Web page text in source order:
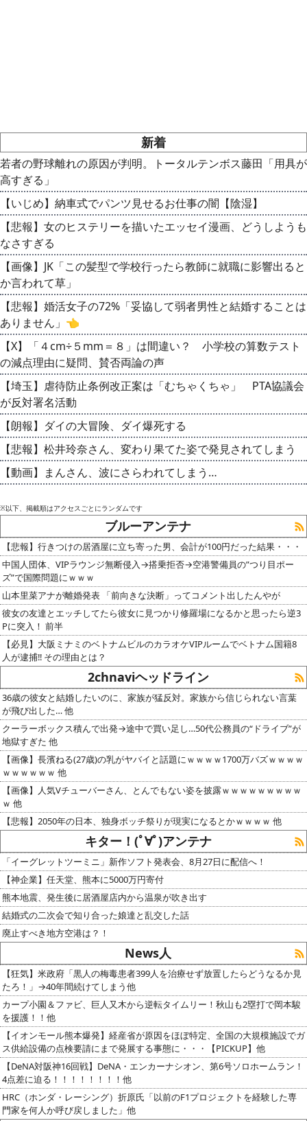
新着
若者の野球離れの原因が判明。トータルテンボス藤田「用具が
高すぎる」
【いじめ】納車式でパンツ見せるお仕事の闇【陰湿】
【悲報】女のヒステリーを描いたエッセイ漫画、どうしようも
なさすぎる
【画像】JK「この髪型で学校行ったら教師に就職に影響出ると
か言われて草」
【悲報】婚活女子の72%「妥協して弱者男性と結婚することは
ありません」👈
【X】「４cm÷５mm＝８」は間違い？ 小学校の算数テスト
の減点理由に疑問、賛否両論の声
【埼玉】虐待防止条例改正案は「むちゃくちゃ」 PTA協議会
が反対署名活動
【朗報】ダイの大冒険、ダイ爆死する
【悲報】松井玲奈さん、変わり果てた姿で発見されてしまう
【動画】まんさん、波にさらわれてしまう…
※以下、掲載順はアクセスごとにランダムです
ブルーアンテナ
【悲報】行きつけの居酒屋に立ち寄った男、会計が100円だった結果・・・
中国人団体、VIPラウンジ無断侵入→搭乗拒否→空港警備員の”つり目ポー
ズ”で国際問題にｗｗｗ
山本里菜アナが離婚発表 「前向きな決断」ってコメント出したんやが
彼女の友達とエッチしてたら彼女に見つかり修羅場になるかと思ったら逆3
Pに突入！ 前半
【必見】大阪ミナミのベトナムビルのカラオケVIPルームでベトナム国籍8
人が逮捕‼ その理由とは？
2chnaviヘッドライン
36歳の彼女と結婚したいのに、家族が猛反対。家族から信じられない言葉
が飛び出した… 他
クーラーボックス積んで出発→途中で買い足し…50代公務員の“ドライブ”が
地獄すぎた 他
【画像】長濱ねる(27歳)の乳がヤバイと話題にｗｗｗｗ1700万バズｗｗｗｗ
ｗｗｗｗｗｗ 他
【画像】人気Vチューバーさん、とんでもない姿を披露ｗｗｗｗｗｗｗｗｗ
ｗ 他
【悲報】2050年の日本、独身ボッチ祭りが現実になるとかｗｗｗｗ 他
キター！(ﾟ∀ﾟ)アンテナ
「イーグレットツーミニ」新作ソフト発表会、8月27日に配信へ！
【神企業】任天堂、熊本に5000万円寄付
熊本地震、発生後に居酒屋店内から温泉が吹き出す
結婚式の二次会で知り合った娘達と乱交した話
廃止すべき地方空港は？！
News人
【狂気】米政府「黒人の梅毒患者399人を治療せず放置したらどうなるか見
たろ！」→40年間続けてしまう他
カープ小園＆ファビ、巨人又木から逆転タイムリー！秋山も2塁打で岡本駿
を援護！！他
【イオンモール熊本爆発】経産省が原因をほぼ特定、全国の大規模施設でガ
ス供給設備の点検要請にまで発展する事態に・・・【PICKUP】他
【DeNA対阪神16回戦】DeNA・エンカーナシオン、第6号ソロホームラン！
4点差に迫る！！！！！！！！他
HRC（ホンダ・レーシング）折原氏「以前のF1プロジェクトを経験した専
門家を何人か呼び戻しました」他